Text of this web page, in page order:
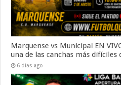
Marquense vs Municipal EN
una de las canchas más difíciles
6 días ago